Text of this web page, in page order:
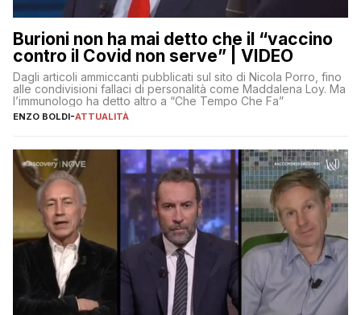
Burioni non ha mai detto che il “vaccino
contro il Covid non serve” | VIDEO
Dagli articoli ammiccanti pubblicati sul sito di Nicola Porro, fino
alle condivisioni fallaci di personalità come Maddalena Loy. Ma
l’immunologo ha detto altro a “Che Tempo Che Fa”
ENZO BOLDI-ATTUALITÀ